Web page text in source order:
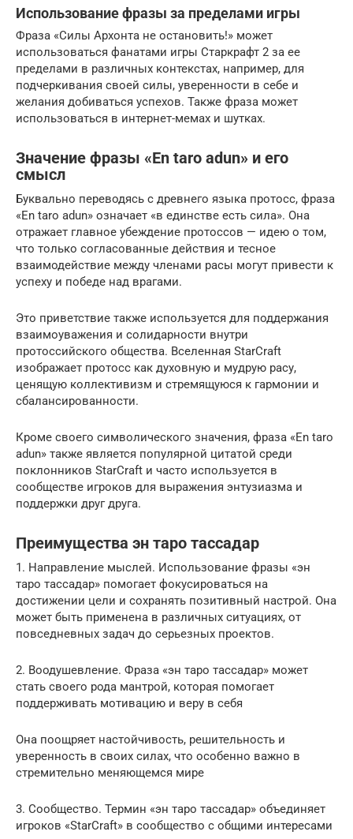
Использование фразы за пределами игры
Фраза «Силы Архонта не остановить!» может
использоваться фанатами игры Старкрафт 2 за ее
пределами в различных контекстах, например, для
подчеркивания своей силы, уверенности в себе и
желания добиваться успехов. Также фраза может
использоваться в интернет-мемах и шутках.
Значение фразы «En taro adun» и его
смысл
Буквально переводясь с древнего языка протосс, фраза
«En taro adun» означает «в единстве есть сила». Она
отражает главное убеждение протоссов — идею о том,
что только согласованные действия и тесное
взаимодействие между членами расы могут привести к
успеху и победе над врагами.
Это приветствие также используется для поддержания
взаимоуважения и солидарности внутри
протоссийского общества. Вселенная StarCraft
изображает протосс как духовную и мудрую расу,
ценящую коллективизм и стремящуюся к гармонии и
сбалансированности.
Кроме своего символического значения, фраза «En taro
adun» также является популярной цитатой среди
поклонников StarCraft и часто используется в
сообществе игроков для выражения энтузиазма и
поддержки друг друга.
Преимущества эн таро тассадар
1. Направление мыслей. Использование фразы «эн
таро тассадар» помогает фокусироваться на
достижении цели и сохранять позитивный настрой. Она
может быть применена в различных ситуациях, от
повседневных задач до серьезных проектов.
2. Воодушевление. Фраза «эн таро тассадар» может
стать своего рода мантрой, которая помогает
поддерживать мотивацию и веру в себя
Она поощряет настойчивость, решительность и
уверенность в своих силах, что особенно важно в
стремительно меняющемся мире
3. Сообщество. Термин «эн таро тассадар» объединяет
игроков «StarCraft» в сообщество с общими интересами